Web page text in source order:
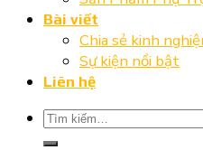
Bài viết
Chia sẻ kinh
Sự kiện nổi bật
Liên hệ
Tìm
kiếm: